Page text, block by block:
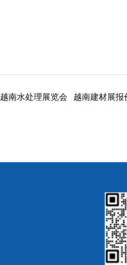
越南水处理展览会 越南建材展报